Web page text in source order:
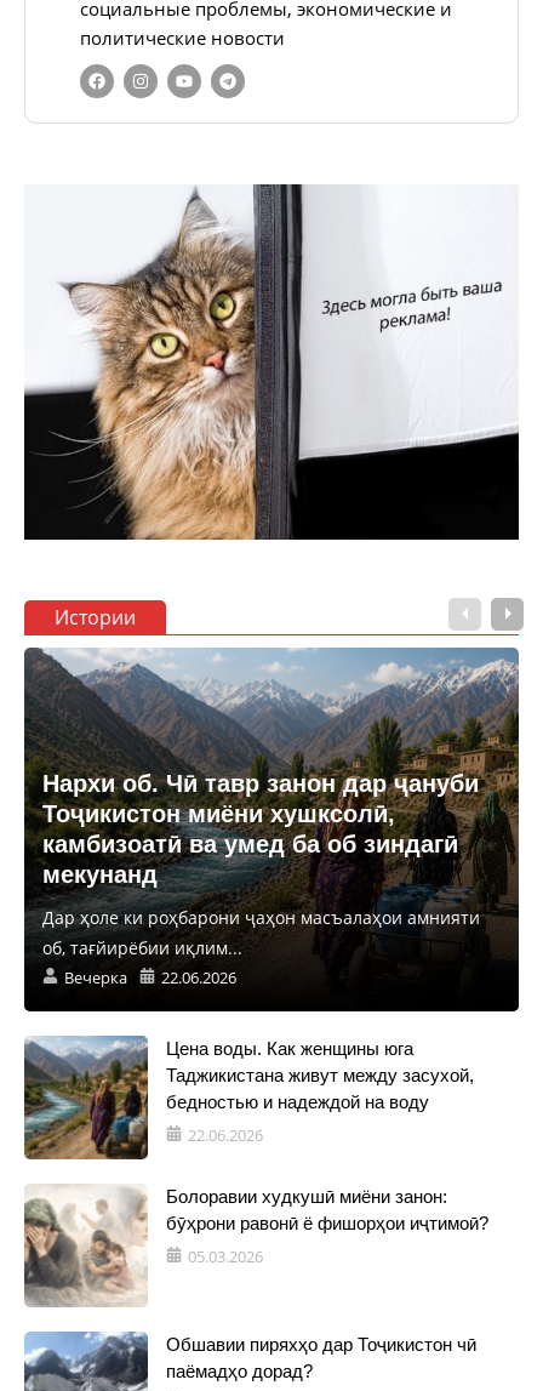
социальные проблемы, экономические и
политические новости
Истории
Нархи об. Чӣ тавр занон дар ҷануби
Тоҷикистон миёни хушксолӣ,
камбизоатӣ ва умед ба об зиндагӣ
мекунанд
Дар ҳоле ки роҳбарони ҷаҳон масъалаҳои амнияти
об, тағйирёбии иқлим...
Вечерка 22.06.2026
Цена воды. Как женщины юга
Таджикистана живут между засухой,
бедностью и надеждой на воду
22.06.2026
Болоравии худкушӣ миёни занон:
бӯҳрони равонӣ ё фишорҳои иҷтимоӣ?
05.03.2026
Обшавии пиряхҳо дар Тоҷикистон чӣ
паёмадҳо дорад?